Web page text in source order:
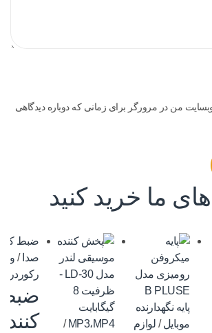
وبسایت من در مرورگر برای زمانی که دوباره دیدگاهی
ما خرید کنید
پایه نگهدارنده
موبایل/ لوازم
MP3،MP4 /
ضبط
صدا /
رکوردر